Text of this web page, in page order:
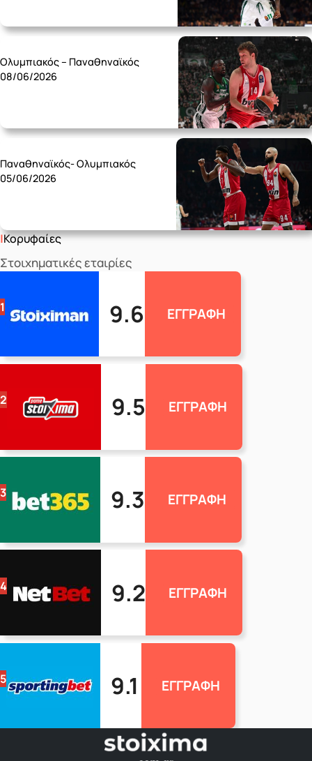
Ολυμπιακός – Παναθηναϊκός
08/06/2026
Παναθηναϊκός- Ολυμπιακός
05/06/2026
Κορυφαίες
Στοιχηματικές εταιρίες
1 9.6 ΕΓΓΡΑΦΗ
2 9.5 ΕΓΓΡΑΦΗ
3 9.3 ΕΓΓΡΑΦΗ
4 9.2 ΕΓΓΡΑΦΗ
5 9.1 ΕΓΓΡΑΦΗ